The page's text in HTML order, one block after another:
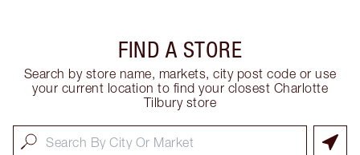
FIND A STORE
Search by store name, markets, city post code or use
your current location to find your closest Charlotte
Tilbury store